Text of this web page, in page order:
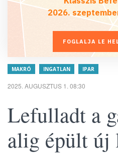
2026.
FOGLALJA LE
MAKRÓ INGATLAN IPAR
2025. AUGUSZTUS 1. 08:30
Lefulladt a
alig épült új